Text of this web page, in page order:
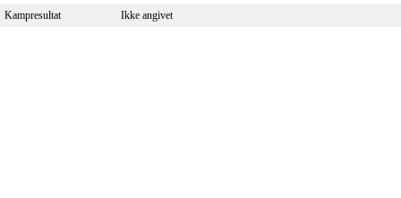
Kampresultat
Ikke angivet